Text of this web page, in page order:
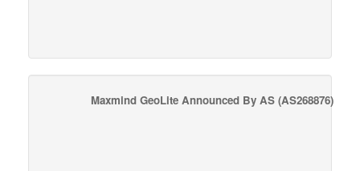
Maxmind GeoLite Announced By AS(AS268876)